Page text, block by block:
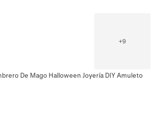
+9
De Mago Halloween Joyería DIY Amuleto